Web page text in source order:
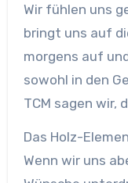
Wir fühlen uns
bringt uns auf
morgens auf
sowohl in den
TCM sagen wir,
Das Holz-
Wenn wir uns